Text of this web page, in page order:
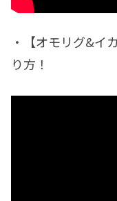
・【オモリグ&イ
り方！